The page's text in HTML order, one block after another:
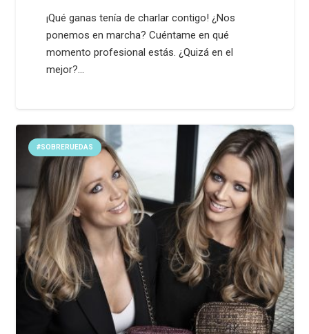
¡Qué ganas tenía de charlar contigo! ¿Nos
ponemos en marcha? Cuéntame en qué
momento profesional estás. ¿Quizá en el
mejor?…
#SOBRERUEDAS